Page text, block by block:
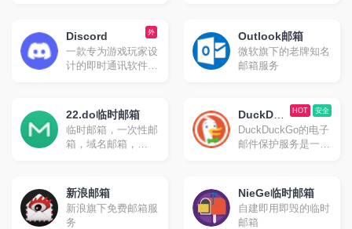
等多种平台客户端；
同时官方开放应用程
序接口，因此拥有许
东、东南亚等地区渗
透率极高。最新数据
显示，WhatsApp目
前用户量已达到22.4
外
Discord
一款专为游戏玩家设
计的即时通讯软件，
社区。它最初起源于
游戏语音和即时消息
（IM）工具服务，并
逐渐发展成为一个综
Outlook邮箱
微软旗下的老牌知名
邮箱服务
22.do临时邮箱
临时邮箱，一次性邮
箱，域名邮箱，
安全
HOT
DuckDuc
kGo
Email
DuckDuckGo的电子
邮件保护服务是一种
务。
新浪邮箱
新浪旗下免费邮箱服
务
NieGe临时邮箱
自建即用即毁的临时
邮箱